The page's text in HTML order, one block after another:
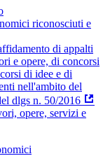
riconosciuti e
di appalti
e opere, di concorsi
di idee e di
nell'ambito del
dlgs n. 50/2016
opere, servizi e